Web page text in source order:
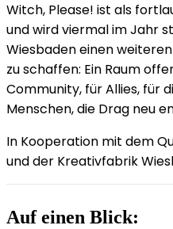
Witch, Please! ist als
und wird viermal im Jahr
Wiesbaden einen
zu schaffen: Ein Raum
Community, für Allies, für
Menschen, die Drag neu
In Kooperation mit dem
und der Kreativfabrik
Auf einen Blick: